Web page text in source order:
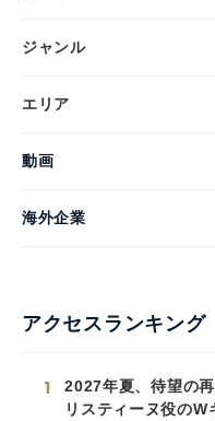
ジャンル
エリア
動画
海外企業
アクセスランキング
1
2027年夏、待望の
リスティーヌ役のW